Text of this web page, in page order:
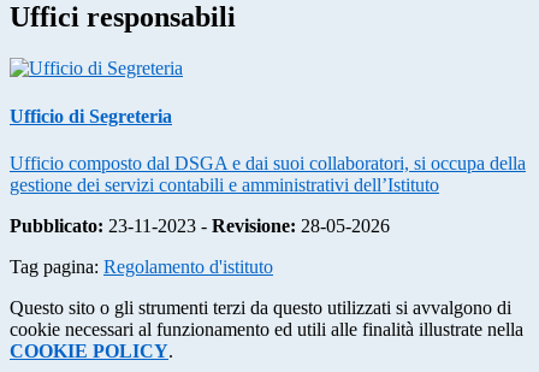
Uffici responsabili
Ufficio di Segreteria
Ufficio composto dal DSGA e dai suoi collaboratori, si occupa della
gestione dei servizi contabili e amministrativi dell’Istituto
Pubblicato: 23-11-2023 - Revisione: 28-05-2026
Tag pagina: Regolamento d'istituto
Questo sito o gli strumenti terzi da questo utilizzati si avvalgono di
cookie necessari al funzionamento ed utili alle finalità illustrate nella
COOKIE POLICY.